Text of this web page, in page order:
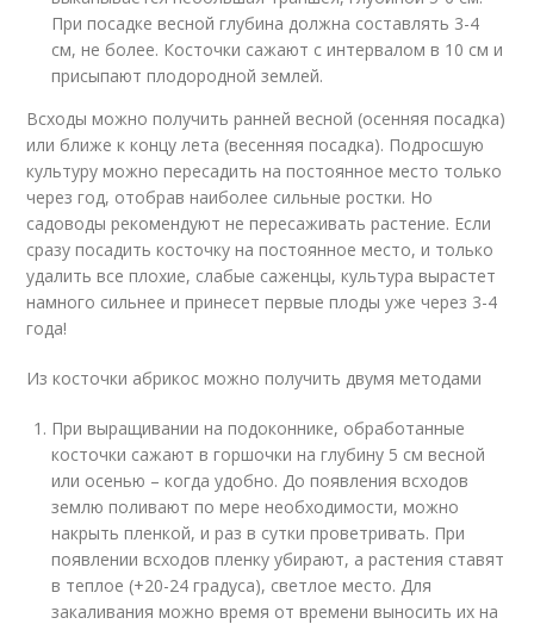
При посадке весной глубина должна составлять 3-4
см, не более. Косточки сажают с интервалом в 10 см и
присыпают плодородной землей.
Всходы можно получить ранней весной (осенняя посадка)
или ближе к концу лета (весенняя посадка). Подросшую
культуру можно пересадить на постоянное место только
через год, отобрав наиболее сильные ростки. Но
садоводы рекомендуют не пересаживать растение. Если
сразу посадить косточку на постоянное место, и только
удалить все плохие, слабые саженцы, культура вырастет
намного сильнее и принесет первые плоды уже через 3-4
года!
Из косточки абрикос можно получить двумя методами
При выращивании на подоконнике, обработанные
косточки сажают в горшочки на глубину 5 см весной
или осенью – когда удобно. До появления всходов
землю поливают по мере необходимости, можно
накрыть пленкой, и раз в сутки проветривать. При
появлении всходов пленку убирают, а растения ставят
в теплое (+20-24 градуса), светлое место. Для
закаливания можно время от времени выносить их на